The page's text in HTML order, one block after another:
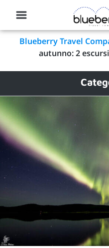
Blueberry Travel
autunno: 2